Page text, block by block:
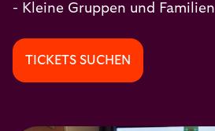
- Kleine Gruppen und Familien
TICKETS SUCHEN